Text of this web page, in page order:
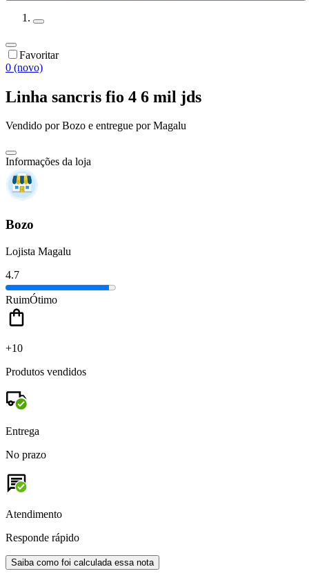
Favoritar
0 (novo)
Linha sancris fio 4 6 mil jds
Vendido porBozo e entregue por Magalu
Informações da loja
Bozo
Lojista Magalu
4.7
RuimÓtimo
+10
Produtos vendidos
Entrega
No prazo
Atendimento
Responde rápido
Saiba como foi calculada essa nota